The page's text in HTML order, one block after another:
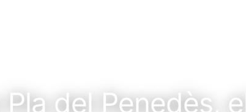
del Penedès, el